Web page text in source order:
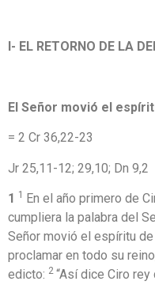
I- EL RETORNO DE LA
El Señor movió el
= 2 Cr 36,22-23
Jr 25,11-12; 29,10; Dn 9,2
1 1 En el año primero de
cumpliera la palabra del
Señor movió el espíritu
proclamar en todo su
edicto: 2 “Así dice Ciro